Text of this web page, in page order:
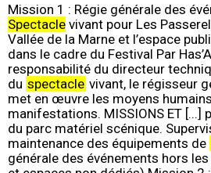
Mission 1 : Régie générale des
Spectacle vivant pour Les
Vallée de la Marne et l’espace
dans le cadre du Festival Par
responsabilité du directeur
du spectacle vivant, le régisseur
met en œuvre les moyens
manifestations. MISSIONS ET [...]
du parc matériel scénique.
maintenance des équipements de
générale des événements hors